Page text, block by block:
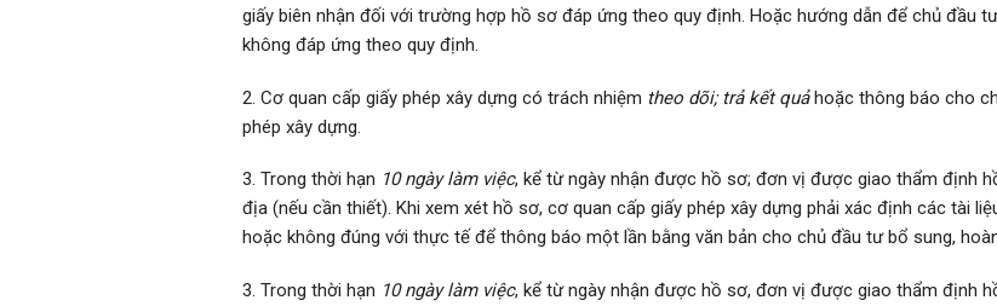
giấy biên nhận đối với trường hợp hồ sơ đáp ứng theo quy định. Hoặc hướng dẫn để chủ đầu
không đáp ứng theo quy định.
2. Cơ quan cấp giấy phép xây dựng có trách nhiệm theo dõi; trả kết quảhoặc thông báo cho
phép xây dựng.
3. Trong thời hạn 10 ngày làm việc, kể từ ngày nhận được hồ sơ; đơn vị được giao thẩm định
địa (nếu cần thiết). Khi xem xét hồ sơ, cơ quan cấp giấy phép xây dựng phải xác định các tài
hoặc không đúng với thực tế để thông báo một lần bằng văn bản cho chủ đầu tư bổ sung,
3. Trong thời hạn 10 ngày làm việc, kể từ ngày nhận được hồ sơ, đơn vị được giao thẩm định